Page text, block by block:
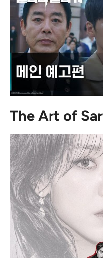
The Art of